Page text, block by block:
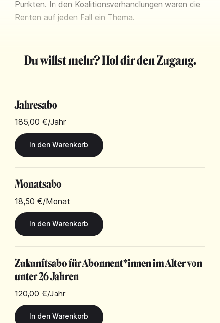
Punkten. In den Koalitionsverhandlungen waren die
Renten auf jeden Fall ein Thema.
Du willst mehr? Hol dir den Zugang.
Jahresabo
185,00 €/Jahr
Monatsabo
18,50 €/Monat
Zukunftsabo für Abonnent*innen im Alter von
unter 26 Jahren
120,00 €/Jahr